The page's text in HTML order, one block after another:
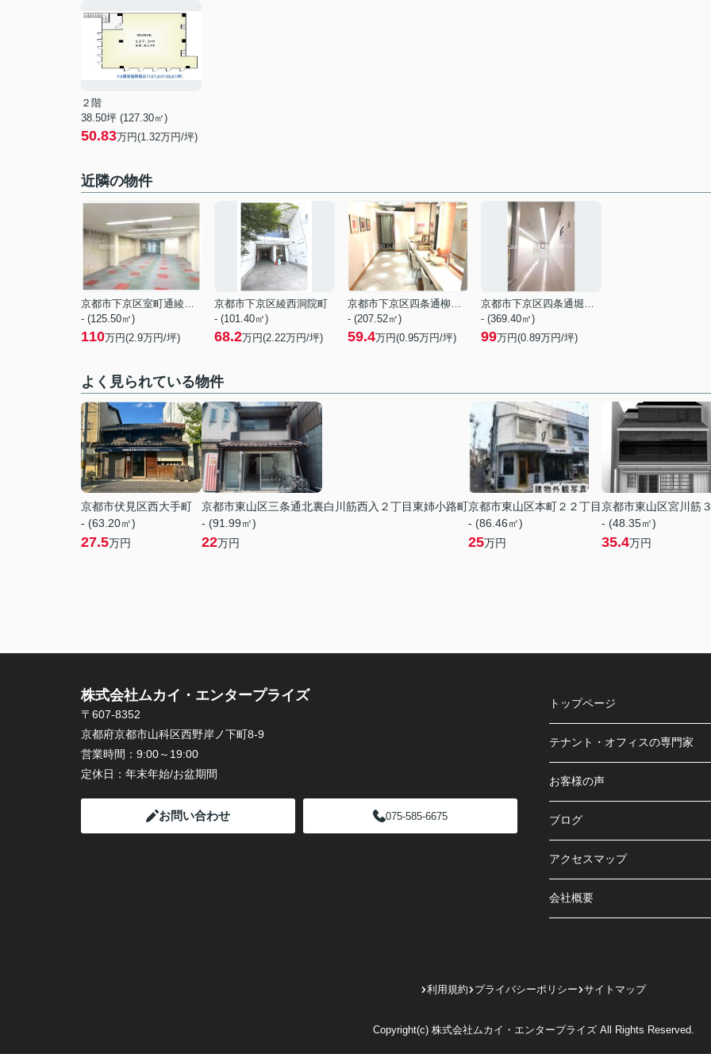
２階
38.50坪 (127.30㎡)
50.83万円(1.32万円/坪)
近隣の物件
京都市下京区室町通綾小路下る白楽天町
- (125.50㎡)
110万円(2.9万円/坪)
京都市下京区綾西洞院町
- (101.40㎡)
68.2万円(2.22万円/坪)
京都市下京区四条通柳馬場西入立売中之町
- (207.52㎡)
59.4万円(0.95万円/坪)
京都市下京区四条通堀川東入柏屋町
- (369.40㎡)
99万円(0.89万円/坪)
よく見られている物件
京都市伏見区西大手町
- (63.20㎡)
27.5万円
京都市東山区三条通北裏白川筋西入２丁目東姉小路町
- (91.99㎡)
22万円
京都市東山区本町２２丁目
- (86.46㎡)
25万円
京都市東山区宮川筋
- (48.35㎡)
35.4万円
株式会社ムカイ・エンタープライズ
〒607-8352
京都府京都市山科区西野岸ノ下町8-9
営業時間： 9:00～19:00
定休日： 年末年始/お盆期間
お問い合わせ 075-585-6675
トップページ
テナント・オフィスの専門家
お客様の声
ブログ
アクセスマップ
会社概要
利用規約 プライバシーポリシー サイトマップ
Copyright(c) 株式会社ムカイ・エンタープライズ All Rights Reserved.